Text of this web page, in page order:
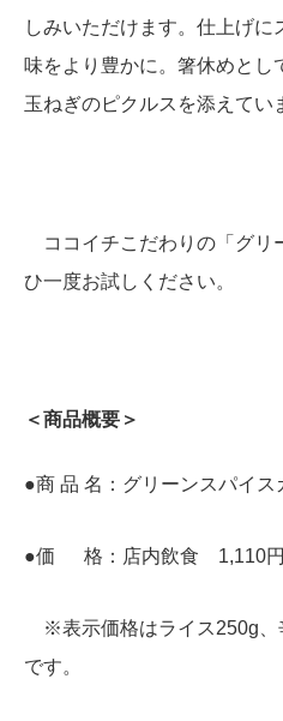
しみいただけます。仕上げ
味をより豊かに。箸休めとし
玉ねぎのピクルスを添えてい
ココイチこだわりの「グリ
ひ一度お試しください。
＜商品概要＞
●商 品 名：グリーンスパイス
●価 格：店内飲食 1,110円
※表示価格はライス250g、
です。